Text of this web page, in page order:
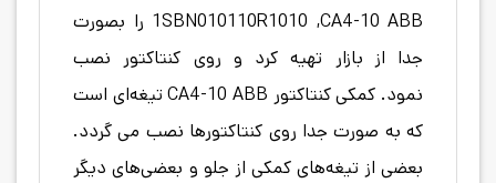
1SBN010110R1010 ,CA4-10 ABB را بصورت
جدا از بازار تهیه کرد و روی کنتاکتور نصب
نمود. کمکی کنتاکتور CA4-10 ABB
تیغه‌ای است
که به صورت جدا روی کنتاکتور‌ها نصب می گردد.
بعضی از تیغه‌های کمکی از جلو و بعضی‌های دیگر